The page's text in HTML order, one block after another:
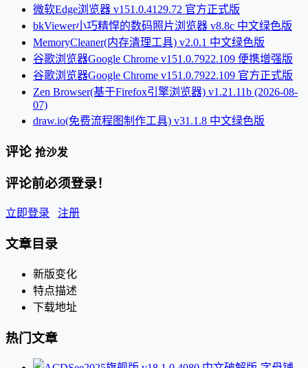
微软Edge浏览器 v151.0.4129.72 官方正式版
bkViewer小巧精悍的数码照片浏览器 v8.8c 中文绿色版
MemoryCleaner(内存清理工具) v2.0.1 中文绿色版
谷歌浏览器Google Chrome v151.0.7922.109 便携增强版
谷歌浏览器Google Chrome v151.0.7922.109 官方正式版
Zen Browser(基于Firefox引擎浏览器) v1.21.11b (2026-08-
07)
draw.io(免费流程图制作工具) v31.1.8 中文绿色版
评论 抢沙发
评论前必须登录！
立即登录 注册
文章目录
新版变化
特点描述
下载地址
热门文章